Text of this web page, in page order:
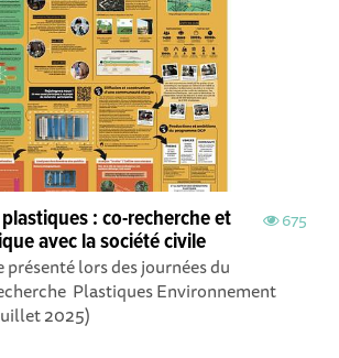
675
: co-recherche et
avec la société civile
lors des journées du
Plastiques Environnement
2025)